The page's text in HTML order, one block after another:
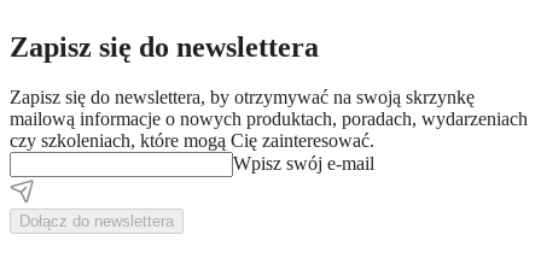
Zapisz się do newslettera
Zapisz się do newslettera, by otrzymywać na swoją skrzynkę
mailową informacje o nowych produktach, poradach, wydarzeniach
czy szkoleniach, które mogą Cię zainteresować.
Wpisz swój e-mail
Dołącz do newslettera